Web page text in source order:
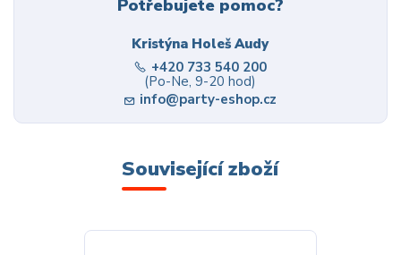
Potřebujete pomoc?
Kristýna Holeš Audy
+420 733 540 200
(Po-Ne, 9-20 hod)
info@party-eshop.cz
Související zboží